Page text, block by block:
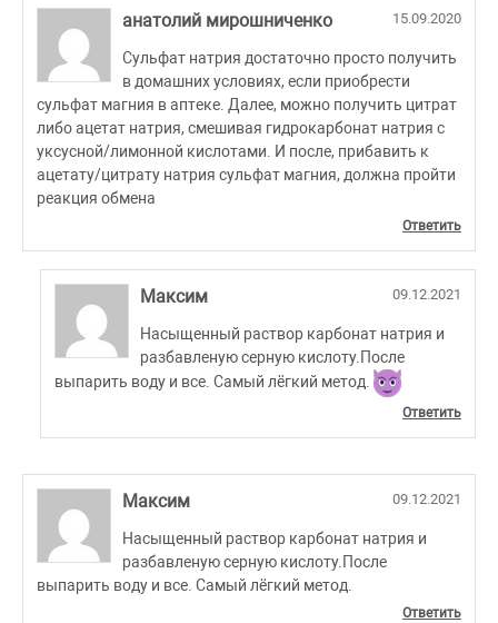
анатолий мирошниченко 15.09.2020
Сульфат натрия достаточно просто получить
в домашних условиях, если приобрести
сульфат магния в аптеке. Далее, можно получить цитрат
либо ацетат натрия, смешивая гидрокарбонат натрия с
уксусной/лимонной кислотами. И после, прибавить к
ацетату/цитрату натрия сульфат магния, должна пройти
реакция обмена
Ответить
Максим 09.12.2021
Насыщенный раствор карбонат натрия и
разбавленую серную кислоту.После
выпарить воду и все. Самый лёгкий метод.
Ответить
Максим 09.12.2021
Насыщенный раствор карбонат натрия и
разбавленую серную кислоту.После
выпарить воду и все. Самый лёгкий метод.
Ответить